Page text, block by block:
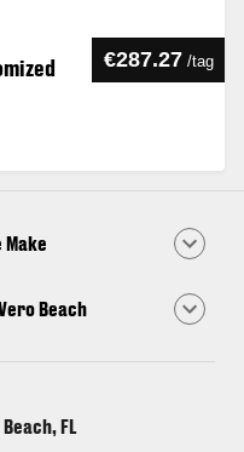
€287.27 /tag
Beach
FL